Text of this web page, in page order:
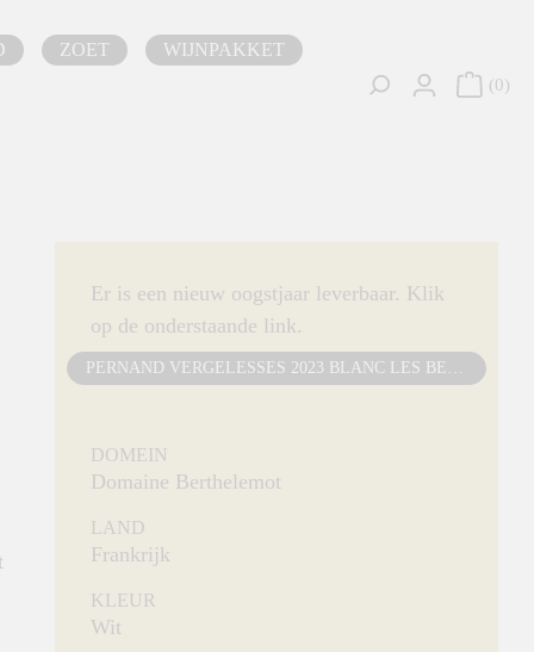
ZOET
WIJNPAKKET
0
Er is een nieuw oogstjaar leverbaar. Klik
op de onderstaande link.
PERNAND VERGELESSES 2023 BLANC LES BELLES FILLES
DOMEIN
Domaine Berthelemot
LAND
Frankrijk
KLEUR
Wit